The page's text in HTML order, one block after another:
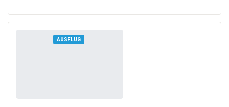
AUSFLUG